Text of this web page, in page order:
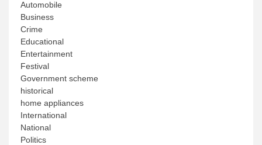
Automobile
Business
Crime
Educational
Entertainment
Festival
Government scheme
historical
home appliances
International
National
Politics